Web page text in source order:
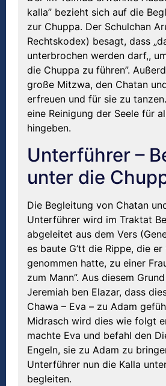
kalla” bezieht sich auf die
zur Chuppa. Der Schulchan
Rechtskodex) besagt, dass
unterbrochen werden darf,,
die Chuppa zu führen”.
große Mitzwa, den Chatan
erfreuen und für sie zu
eine Reinigung der Seele für
hingeben.
Unterführer –
unter die
Die Begleitung von Chatan
Unterführer wird im Traktat
abgeleitet aus dem Vers
es baute G’tt die Rippe, die
genommen hatte, zu einer
zum Mann”. Aus diesem
Jeremiah ben Elazar, dass
Chawa – Eva – zu Adam
Midrasch wird dies wie folgt
machte Eva und befahl den
Engeln, sie zu Adam zu
Unterführer nun die Kalla
begleiten.